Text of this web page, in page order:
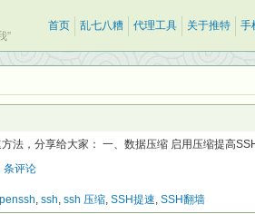
”
首页 乱七八糟 代理工具 关于推特 手
法，分享给大家： 一、数据压缩 启用压缩提高
条评论
, ssh, ssh 压缩, SSH提速, SSH翻墙